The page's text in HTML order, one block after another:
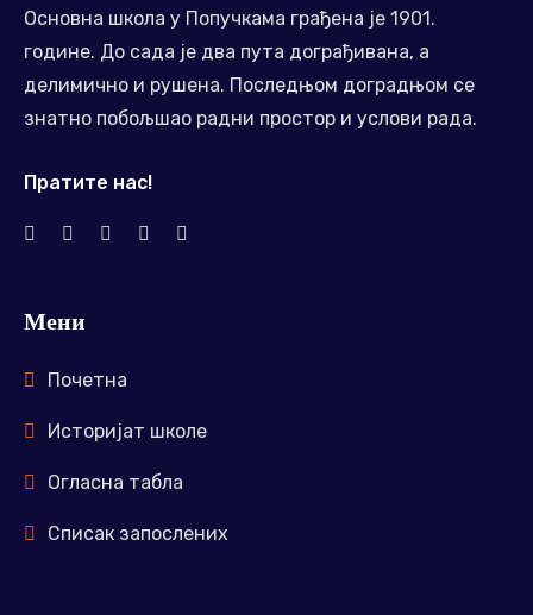
Основна школа у Попучкама грађена је 1901.
године. До сада је два пута дограђивана, а
делимично и рушена. Последњом доградњом се
знатно побољшао радни простор и услови рада.
Пратите нас!
Мени
Почетна
Историјат школе
Огласна табла
Списак запослених